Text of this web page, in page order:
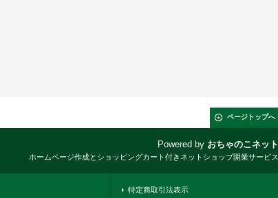
ページトップへ
Powered by おちゃのこネット
ホームページ作成とショッピングカート付きネットショップ開業サービス
特定商取引法表示